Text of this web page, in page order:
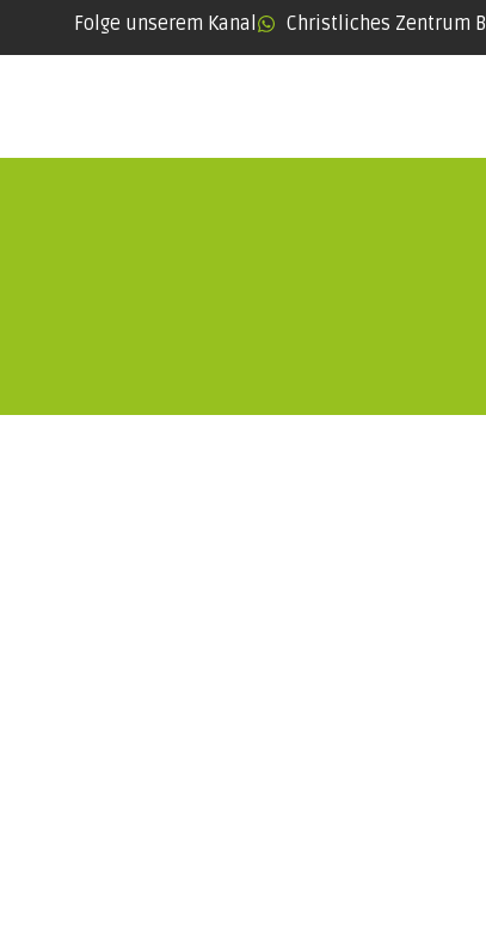
Folge unserem Kanal Christliches Zentrum